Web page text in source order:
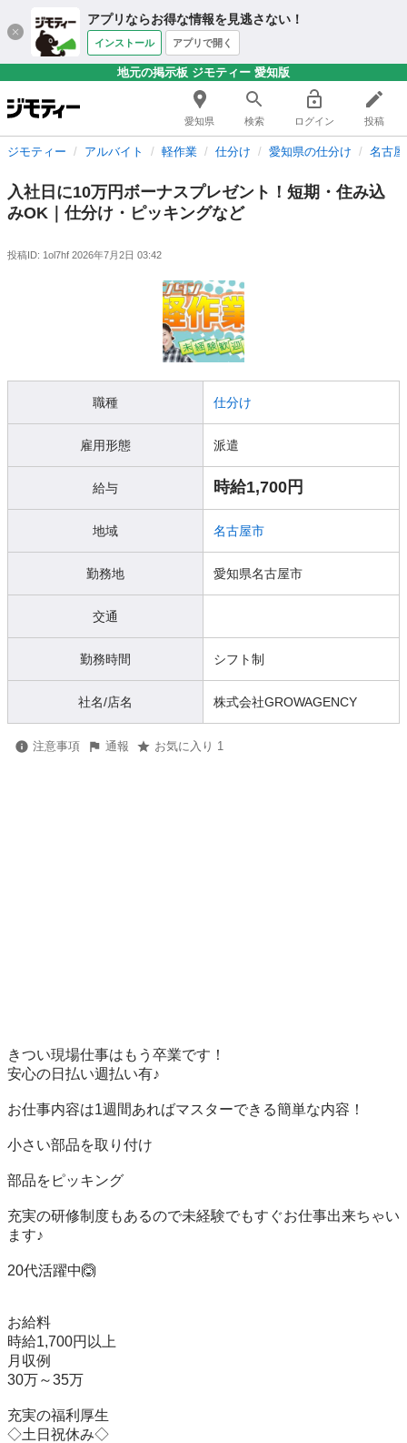
アプリならお得な情報を見逃さない！
インストール アプリで開く
地元の掲示板 ジモティー 愛知版
愛知県 検索 ログイン 投稿
ジモティー アルバイト 軽作業 仕分け 愛知県の仕分け 名古
入社日に10万円ボーナスプレゼント！短期・住み込
みOK｜仕分け・ピッキングなど
投稿ID: 1ol7hf 2026年7月2日 03:42
職種 仕分け
雇用形態 派遣
給与 時給1,700円
地域 名古屋市
勤務地 愛知県名古屋市
交通
勤務時間 シフト制
社名/店名 株式会社GROWAGENCY
注意事項 通報 お気に入り 1
きつい現場仕事はもう卒業です！
安心の日払い週払い有♪
お仕事内容は1週間あればマスターできる簡単な内容！
小さい部品を取り付け
部品をピッキング
充実の研修制度もあるので未経験でもすぐお仕事出来ちゃい
ます♪
20代活躍中🙆
お給料
時給1,700円以上
月収例
30万～35万
充実の福利厚生
◇土日祝休み◇